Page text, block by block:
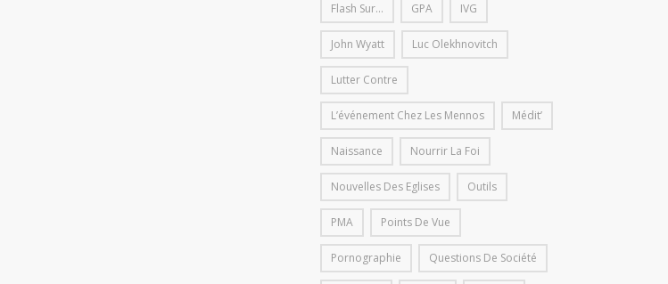
Flash Sur... GPA IVG
John Wyatt Luc Olekhnovitch
Lutter Contre
L’événement Chez Les Mennos Médit’
Naissance Nourrir La Foi
Nouvelles Des Eglises Outils
PMA Points De Vue
Pornographie Questions De Société